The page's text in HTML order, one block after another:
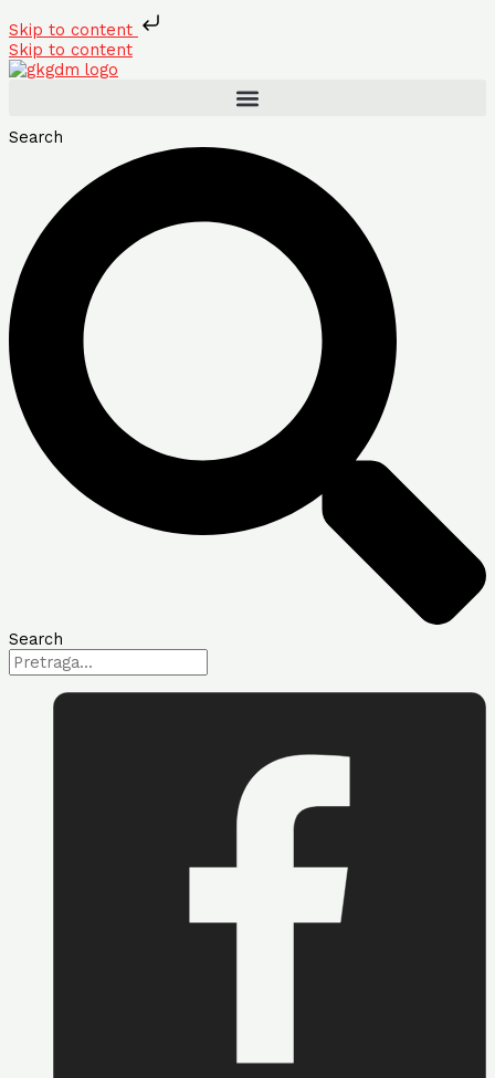
Skip to content
Skip to content
Search
Search